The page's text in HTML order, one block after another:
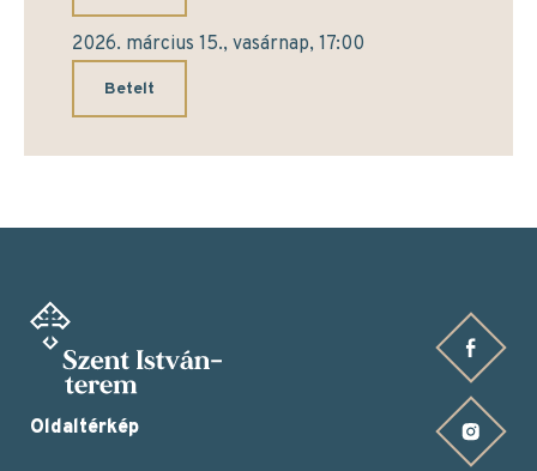
2026. március 15., vasárnap, 17:00
Betelt
Facebook oldalunk
Instagram oldalunk
Oldaltérkép